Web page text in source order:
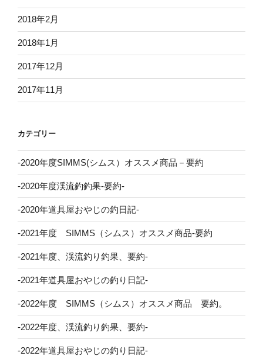
2018年2月
2018年1月
2017年12月
2017年11月
カテゴリー
-2020年度SIMMS(シムス）オススメ商品－要約
-2020年度渓流釣釣果-要約-
-2020年道具屋おやじの釣日記-
-2021年度 SIMMS（シムス）オススメ商品-要約
-2021年度、渓流釣り釣果、要約-
-2021年道具屋おやじの釣り日記-
-2022年度 SIMMS（シムス）オススメ商品 要約。
-2022年度、渓流釣り釣果、要約-
-2022年道具屋おやじの釣り日記-